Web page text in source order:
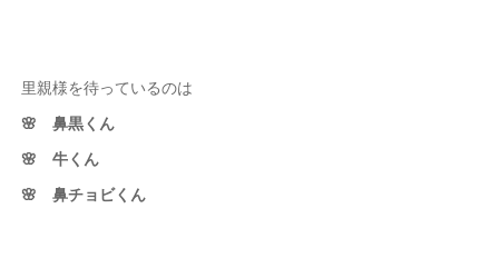
里親様を待っているのは
🌸 鼻黒くん
🌸 牛くん
🌸 鼻チョビくん